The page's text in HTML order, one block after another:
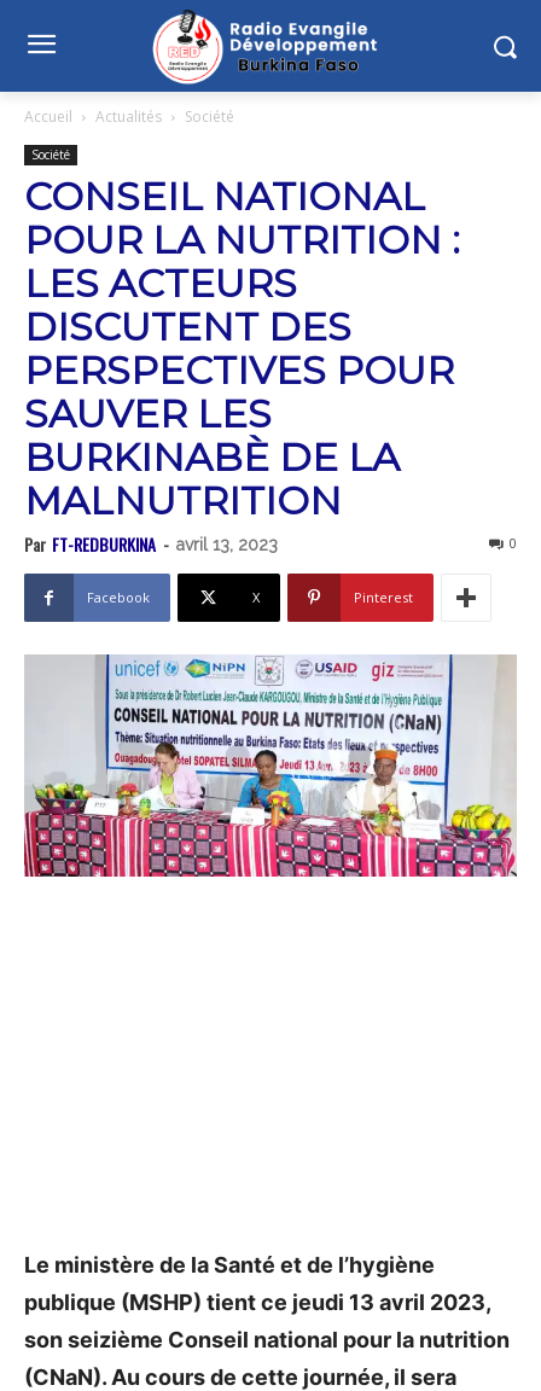
Accueil Actualités Société
Société
CONSEIL NATIONAL
POUR LA NUTRITION :
LES ACTEURS
DISCUTENT DES
PERSPECTIVES POUR
SAUVER LES
BURKINABÈ DE LA
MALNUTRITION
Par FT-REDBURKINA - avril 13, 2023 0
Facebook X Pinterest
Le ministère de la Santé et de l’hygiène
publique (MSHP) tient ce jeudi 13 avril 2023,
son seizième Conseil national pour la nutrition
(CNaN). Au cours de cette journée, il sera